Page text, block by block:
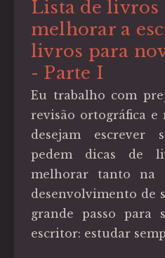
Lista de livros
melhorar a
livros para
- Parte I
Eu trabalho com
revisão ortográfica e
desejam escrever
pedem dicas de
melhorar tanto na
desenvolvimento de
grande passo para
escritor: estudar